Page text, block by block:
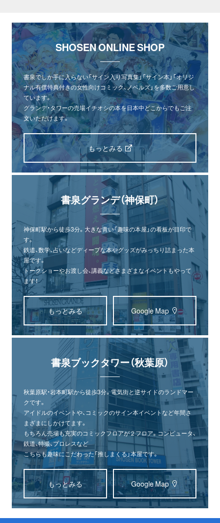
SHOSEN ONLINE SHOP
書泉でしか手に入らない「サイン入り写真集」「サイン本」「オリジ
ナル有償特典付きの女性向けコミック、ノベルズ」を多数ご用意し
ています。
グランデ・タワーの売場イチオシの本を日本中どこからでもご注
文いただけます。
もっとみる
書泉グランデ（神保町）
神保町駅から徒歩3分。大きな青い「趣味の本屋」の看板が目印で
す。
鉄道、数学、占いなどディープな本やグッズがみっちり詰まった本
屋です。
トークショーやお渡し会、講義などさまざまなイベントもやって
ます！
もっとみる Google Map
書泉ブックタワー（秋葉原）
秋葉原駅・岩本町駅から徒歩3分。電気街と逆サイドのランドマー
クです。
アイドルのイベントや、コミックのサイン本イベントなど年間さ
まざまにしかけてます。
もちろん売場も充実のコミックフロアが２フロア。コンピュータ、
鉄道、特撮、プロレスなど
こちらも趣味にこだわった「推しまくる」本屋です。
もっとみる Google Map